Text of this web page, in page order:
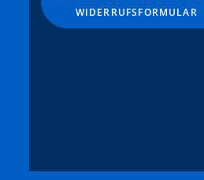
WIDERRUFSFORMULAR